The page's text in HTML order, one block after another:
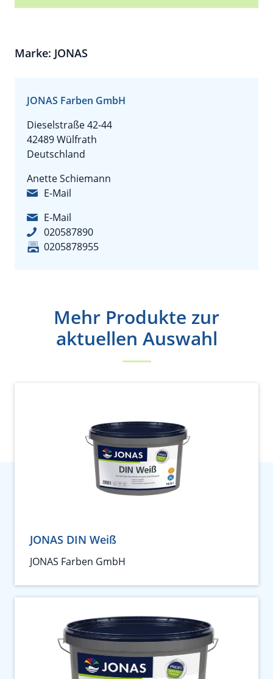
Marke: JONAS
JONAS Farben GmbH
Dieselstraße 42-44
42489 Wülfrath
Deutschland
Anette Schiemann
E-Mail
E-Mail
020587890
0205878955
Mehr Produkte zur
aktuellen Auswahl
JONAS DIN Weiß
JONAS Farben GmbH